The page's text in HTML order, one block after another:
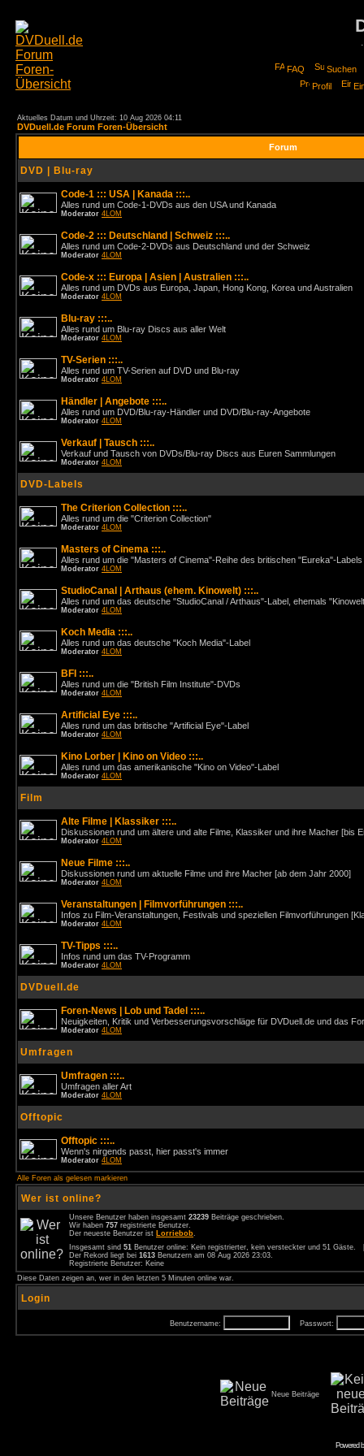
FAQ
Suchen
Profil
Aktuelles Datum und Uhrzeit: 10 Aug 2026 04:11
DVDuell.de Forum Foren-Übersicht
Forum
DVD | Blu-ray
Code-1 ::: USA | Kanada :::..
Alles rund um Code-1-DVDs aus den USA und Kanada
Moderator 4LOM
Code-2 ::: Deutschland | Schweiz :::..
Alles rund um Code-2-DVDs aus Deutschland und der Schweiz
Moderator 4LOM
Code-x ::: Europa | Asien | Australien :::..
Alles rund um DVDs aus Europa, Japan, Hong Kong, Korea und Australien
Moderator 4LOM
Blu-ray :::..
Alles rund um Blu-ray Discs aus aller Welt
Moderator 4LOM
TV-Serien :::..
Alles rund um TV-Serien auf DVD und Blu-ray
Moderator 4LOM
Händler | Angebote :::..
Alles rund um DVD/Blu-ray-Händler und DVD/Blu-ray-Angebote
Moderator 4LOM
Verkauf | Tausch :::..
Verkauf und Tausch von DVDs/Blu-ray Discs aus Euren Sammlungen
Moderator 4LOM
DVD-Labels
The Criterion Collection :::..
Alles rund um die "Criterion Collection"
Moderator 4LOM
Masters of Cinema :::..
Alles rund um die "Masters of Cinema"-Reihe des britischen "Eureka"-Labels
Moderator 4LOM
StudioCanal | Arthaus (ehem. Kinowelt) :::..
Alles rund um das deutsche "StudioCanal / Arthaus"-Label, ehemals
Moderator 4LOM
Koch Media :::..
Alles rund um das deutsche "Koch Media"-Label
Moderator 4LOM
BFI :::..
Alles rund um die "British Film Institute"-DVDs
Moderator 4LOM
Artificial Eye :::..
Alles rund um das britische "Artificial Eye"-Label
Moderator 4LOM
Kino Lorber | Kino on Video :::..
Alles rund um das amerikanische "Kino on Video"-Label
Moderator 4LOM
Film
Alte Filme | Klassiker :::..
Diskussionen rund um ältere und alte Filme, Klassiker und ihre Macher [bis
Moderator 4LOM
Neue Filme :::..
Diskussionen rund um aktuelle Filme und ihre Macher [ab dem Jahr 2000]
Moderator 4LOM
Veranstaltungen | Filmvorführungen :::..
Infos zu Film-Veranstaltungen, Festivals und speziellen Filmvorführungen
Moderator 4LOM
TV-Tipps :::..
Infos rund um das TV-Programm
Moderator 4LOM
DVDuell.de
Foren-News | Lob und Tadel :::..
Neuigkeiten, Kritik und Verbesserungsvorschläge für DVDuell.de und das
Moderator 4LOM
Umfragen
Umfragen :::..
Umfragen aller Art
Moderator 4LOM
Offtopic
Offtopic :::..
Wenn's nirgends passt, hier passt's immer
Moderator 4LOM
Alle Foren als gelesen markieren
Wer ist online?
Unsere Benutzer haben insgesamt 23239 Beiträge geschrieben.
Wir haben 757 registrierte Benutzer.
Der neueste Benutzer ist Lorriebob.
Insgesamt sind 51 Benutzer online: Kein registrierter, kein versteckter und 51
Der Rekord liegt bei 1613 Benutzern am 08 Aug 2026 23:03.
Registrierte Benutzer: Keine
Diese Daten zeigen an, wer in den letzten 5 Minuten online war.
Login
Benutzername: Passwort:
Neue Beiträge
Powered